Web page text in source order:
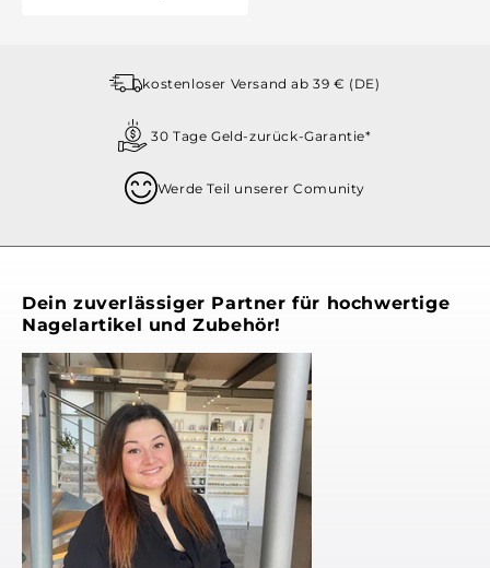
kostenloser Versand ab 39 € (DE)
30 Tage Geld-zurück-Garantie*
Werde Teil unserer Comunity
Dein zuverlässiger Partner für hochwertige
Nagelartikel und Zubehör!